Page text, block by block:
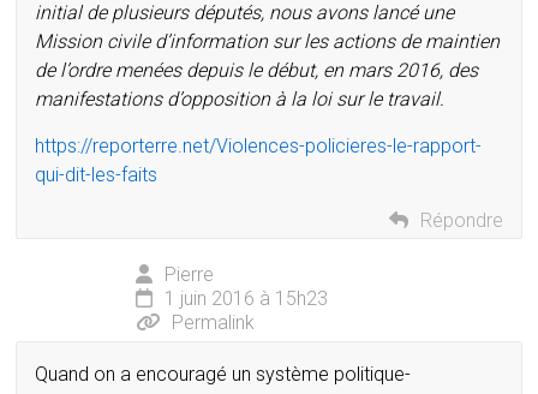
initial de plusieurs députés, nous avons lancé une
Mission civile d’information sur les actions de maintien
de l’ordre menées depuis le début, en mars 2016, des
manifestations d’opposition à la loi sur le travail.
https://reporterre.net/Violences-policieres-le-rapport-
qui-dit-les-faits
Répondre
Pierre
1 juin 2016 à 15h23
Permalink
Quand on a encouragé un système politique-